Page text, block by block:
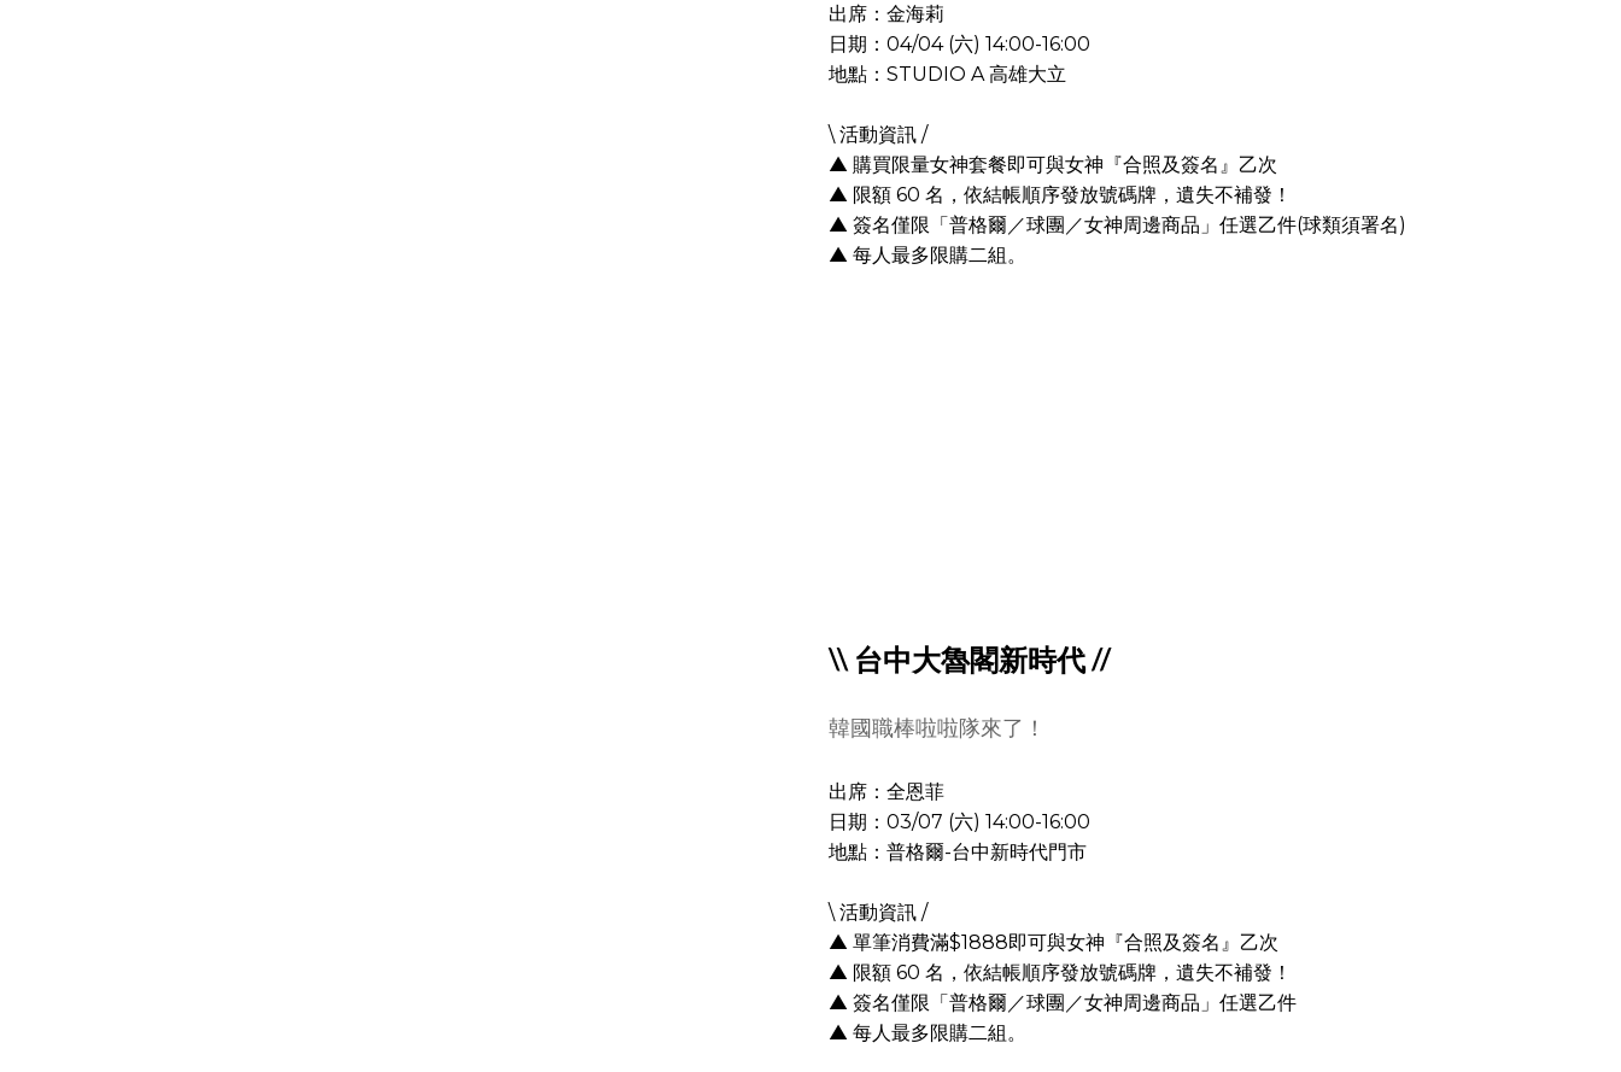
出席：金海莉
日期：04/04 (六) 14:00-16:00
地點：STUDIO A 高雄大立
\ 活動資訊 /
▲ 購買限量女神套餐即可與女神『合照及簽名』乙次
▲ 限額 60 名，依結帳順序發放號碼牌，遺失不補發！
▲ 簽名僅限「普格爾／球團／女神周邊商品」任選乙件(球類須署名)
▲ 每人最多限購二組。
\\ 台中大魯閣新時代 //
韓國職棒啦啦隊來了！
出席：全恩菲
日期：03/07 (六) 14:00-16:00
地點：普格爾-台中新時代門市
\ 活動資訊 /
▲ 單筆消費滿$1888即可與女神『合照及簽名』乙次
▲ 限額 60 名，依結帳順序發放號碼牌，遺失不補發！
▲ 簽名僅限「普格爾／球團／女神周邊商品」任選乙件
▲ 每人最多限購二組。